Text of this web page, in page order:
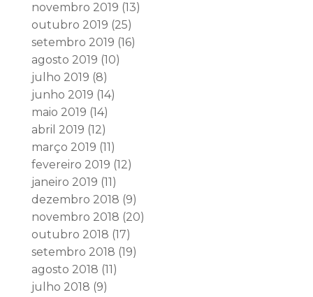
novembro 2019 (13)
outubro 2019 (25)
setembro 2019 (16)
agosto 2019 (10)
julho 2019 (8)
junho 2019 (14)
maio 2019 (14)
abril 2019 (12)
março 2019 (11)
fevereiro 2019 (12)
janeiro 2019 (11)
dezembro 2018 (9)
novembro 2018 (20)
outubro 2018 (17)
setembro 2018 (19)
agosto 2018 (11)
julho 2018 (9)